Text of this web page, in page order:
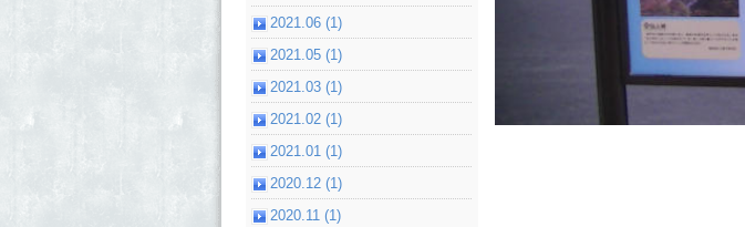
2021.06 (1)
2021.05 (1)
2021.03 (1)
2021.02 (1)
2021.01 (1)
2020.12 (1)
2020.11 (1)